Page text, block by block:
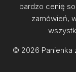
bardzo cenię
zamówień,
© 2026 Panienka